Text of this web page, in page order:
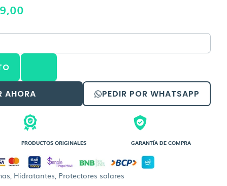
Bs.299,00.
AHORA PEDIR POR WHATSAPP
PRODUCTOS ORIGINALES GARANTÍA DE COMPRA
Hidratantes Protectores solares